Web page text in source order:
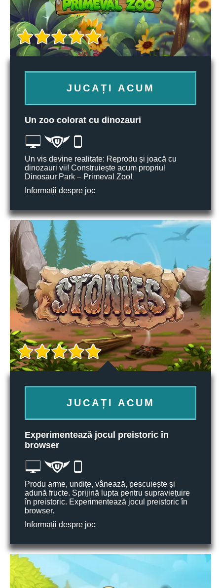
JUCAȚI ACUM
Un zoo colorat cu dinozauri
Un vis devine realitate: Reprodu și joacă cu
dinozauri vii! Construiește acum propriul
Dinosaur Park – Primeval Zoo!
Informații despre joc
JUCAȚI ACUM
Experimentează jocul preistoric în
browser
Produ arme, undițe, vânează, pescuiește și
adună fructe. Sprijină lupta pentru supraviețuire
în preistoric. Experimentează jocul preistoric în
browser.
Informații despre joc